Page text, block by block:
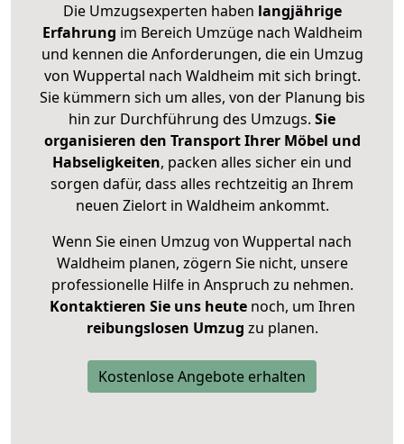
Die Umzugsexperten haben langjährige
Erfahrung im Bereich Umzüge nach Waldheim
und kennen die Anforderungen, die ein Umzug
von Wuppertal nach Waldheim mit sich bringt.
Sie kümmern sich um alles, von der Planung bis
hin zur Durchführung des Umzugs. Sie
organisieren den Transport Ihrer Möbel und
Habseligkeiten, packen alles sicher ein und
sorgen dafür, dass alles rechtzeitig an Ihrem
neuen Zielort in Waldheim ankommt.
Wenn Sie einen Umzug von Wuppertal nach
Waldheim planen, zögern Sie nicht, unsere
professionelle Hilfe in Anspruch zu nehmen.
Kontaktieren Sie uns heutenoch, um Ihren
reibungslosen Umzug zu planen.
Kostenlose Angebote erhalten